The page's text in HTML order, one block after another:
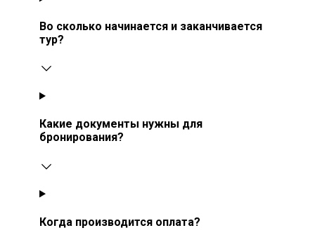
Во сколько начинается и заканчивается
тур?
Какие документы нужны для
бронирования?
Когда производится оплата?